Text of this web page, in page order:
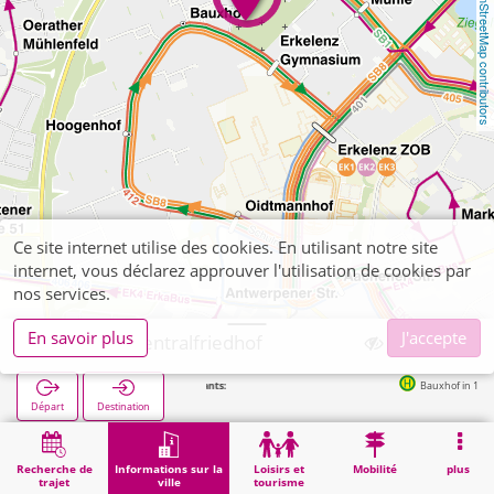
OpenStreetMap contributors
Recherche de
trajet
Informations sur la
ville
Loisirs et
tourisme
Mobilité plus
Erkelenz, Zentralfriedhof
Départ Destination
Arrêts suivants: Bauxhof in 197m
Démarrage Informations sur la ville Erkelenz, Zentralfriedhof
Ce site internet utilise des cookies. En utilisant notre site
internet, vous déclarez approuver l'utilisation de cookies par
nos services.
En savoir plus
J'accepte